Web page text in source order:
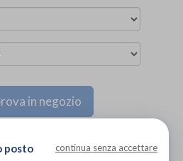
in negozio
posto continua senza accettare